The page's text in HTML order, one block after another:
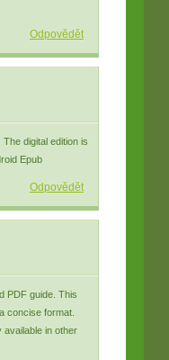
Odpovědět
digital edition is
Epub
Odpovědět
PDF guide. This
concise format.
available in other